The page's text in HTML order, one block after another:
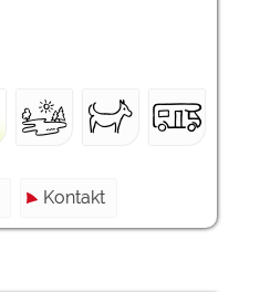
Kontakt